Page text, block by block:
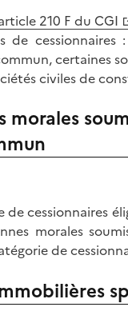
210 F du CGI
de cessionnaires
certaines
civiles de
morales
de cessionnaires
morales
de